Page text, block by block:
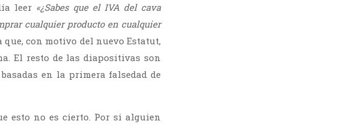
leer «¿Sabes que el IVA del cava
cualquier producto en cualquier
que, con motivo del nuevo Estatut,
El resto de las diapositivas son
en la primera falsedad de
esto no es cierto. Por si alguien